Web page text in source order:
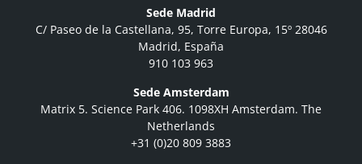
Sede Madrid
C/ Paseo de la Castellana, 95, Torre Europa, 15º 28046
Madrid, España
910 103 963
Sede Amsterdam
Matrix 5. Science Park 406. 1098XH Amsterdam. The
Netherlands
+31 (0)20 809 3883